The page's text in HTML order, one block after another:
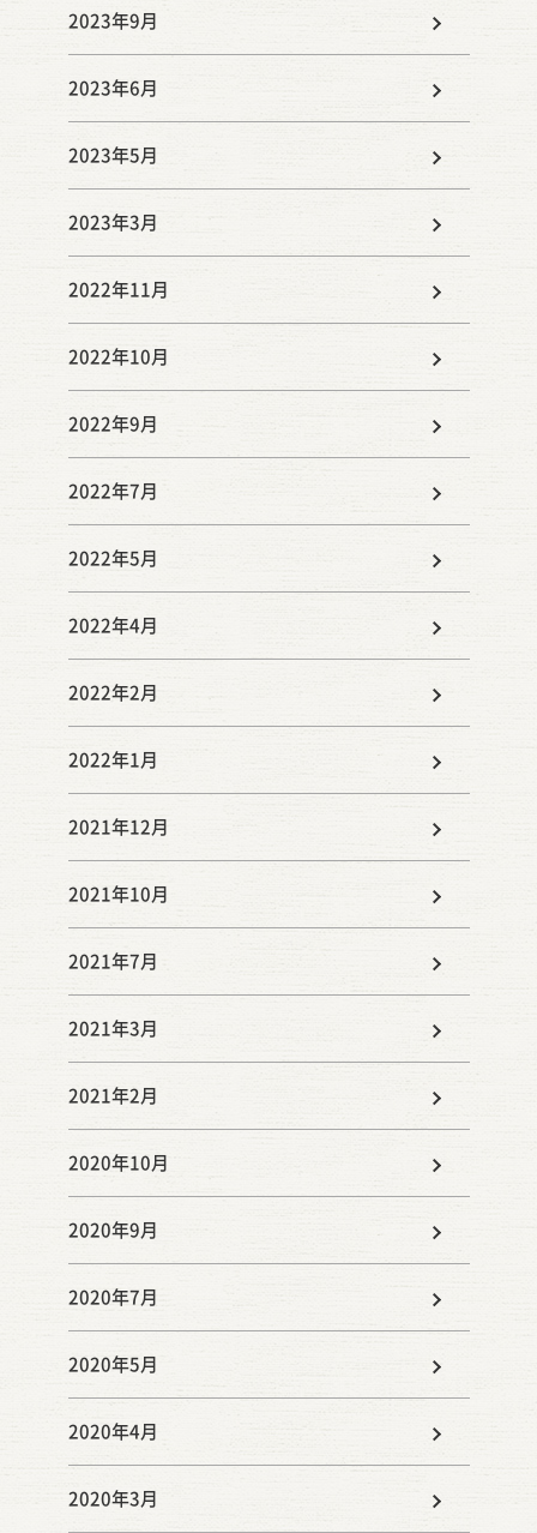
2023年9月
2023年6月
2023年5月
2023年3月
2022年11月
2022年10月
2022年9月
2022年7月
2022年5月
2022年4月
2022年2月
2022年1月
2021年12月
2021年10月
2021年7月
2021年3月
2021年2月
2020年10月
2020年9月
2020年7月
2020年5月
2020年4月
2020年3月